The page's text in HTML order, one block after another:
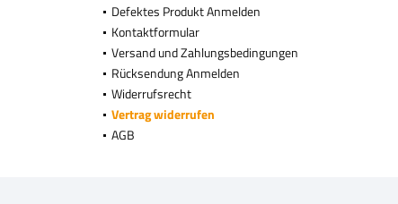
Defektes Produkt Anmelden
Kontaktformular
Versand und Zahlungsbedingungen
Rücksendung Anmelden
Widerrufsrecht
Vertrag widerrufen
AGB